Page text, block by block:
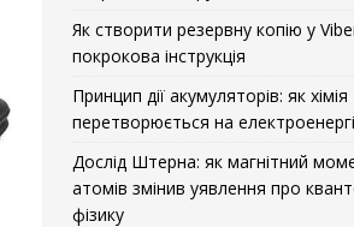
Як створити резервну копію у
покрокова інструкція
Принцип дії акумуляторів: як хімія
перетворюється на
Дослід Штерна: як магнітний
атомів змінив уявлення про
фізику